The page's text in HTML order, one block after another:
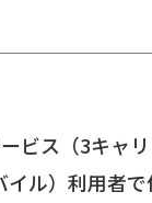
ビス（3キャ
イル）利用者